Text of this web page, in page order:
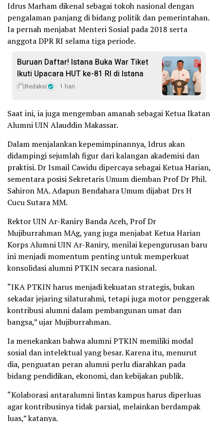
Idrus Marham dikenal sebagai tokoh nasional dengan
pengalaman panjang di bidang politik dan pemerintahan.
Ia pernah menjabat Menteri Sosial pada 2018 serta
anggota DPR RI selama tiga periode.
Buruan Daftar! Istana Buka War Tiket
Ikuti Upacara HUT ke-81 RI di Istana
Redaksi 1 hari
Saat ini, ia juga mengemban amanah sebagai Ketua Ikatan
Alumni UIN Alauddin Makassar.
Dalam menjalankan kepemimpinannya, Idrus akan
didampingi sejumlah figur dari kalangan akademisi dan
praktisi. Dr Ismail Cawidu dipercaya sebagai Ketua Harian,
sementara posisi Sekretaris Umum diemban Prof Dr Phil.
Sahiron MA. Adapun Bendahara Umum dijabat Drs H
Cucu Sutara MM.
Rektor UIN Ar-Raniry Banda Aceh, Prof Dr
Mujiburrahman MAg, yang juga menjabat Ketua Harian
Korps Alumni UIN Ar-Raniry, menilai kepengurusan baru
ini menjadi momentum penting untuk memperkuat
konsolidasi alumni PTKIN secara nasional.
“IKA PTKIN harus menjadi kekuatan strategis, bukan
sekadar jejaring silaturahmi, tetapi juga motor penggerak
kontribusi alumni dalam pembangunan umat dan
bangsa,” ujar Mujiburrahman.
Ia menekankan bahwa alumni PTKIN memiliki modal
sosial dan intelektual yang besar. Karena itu, menurut
dia, penguatan peran alumni perlu diarahkan pada
bidang pendidikan, ekonomi, dan kebijakan publik.
“Kolaborasi antaralumni lintas kampus harus diperluas
agar kontribusinya tidak parsial, melainkan berdampak
luas,” katanya.